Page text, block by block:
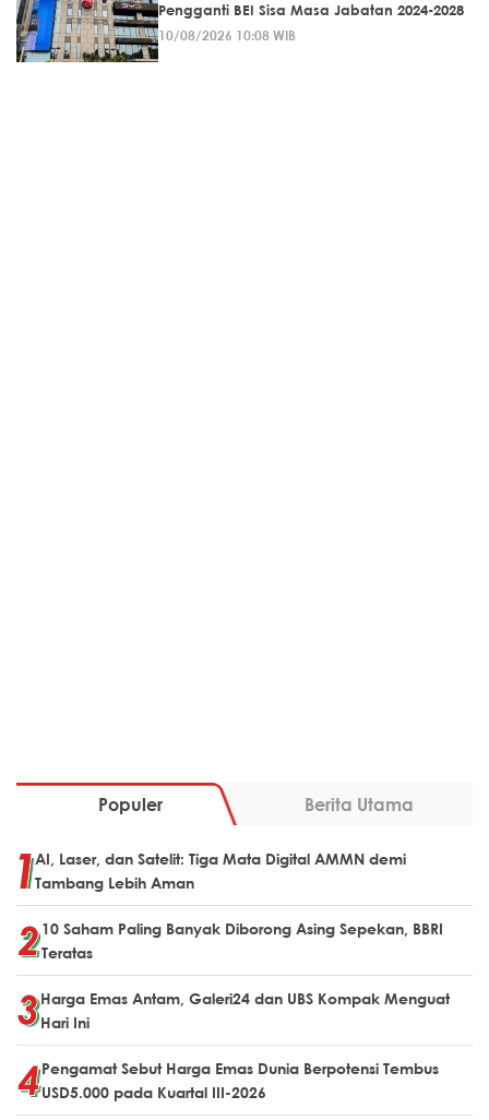
Pengganti BEI Sisa Masa Jabatan 2024-2028
10/08/2026 10:08 WIB
Populer Berita Utama
AI, Laser, dan Satelit: Tiga Mata Digital AMMN demi
Tambang Lebih Aman
10 Saham Paling Banyak Diborong Asing Sepekan, BBRI
Teratas
Harga Emas Antam, Galeri24 dan UBS Kompak Menguat
Hari Ini
Pengamat Sebut Harga Emas Dunia Berpotensi Tembus
USD5.000 pada Kuartal III-2026